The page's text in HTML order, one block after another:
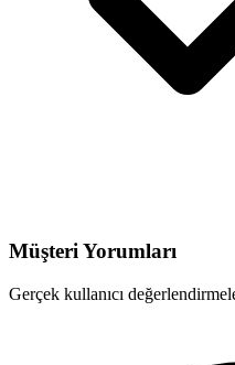
Müşteri Yorumları
Gerçek kullanıcı